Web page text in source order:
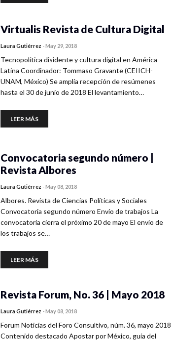
Virtualis Revista de Cultura Digital
Laura Gutiérrez -May 29, 2018
Tecnopolítica disidente y cultura digital en América
Latina Coordinador: Tommaso Gravante (CEIICH-
UNAM, México) Se amplía recepción de resúmenes
hasta el 30 de junio de 2018 El levantamiento…
LEER MÁS
Convocatoria segundo número |
Revista Albores
Laura Gutiérrez -May 08, 2018
Albores. Revista de Ciencias Políticas y Sociales
Convocatoria segundo número Envío de trabajos La
convocatoria cierra el próximo 20 de mayo El envío de
los trabajos se…
LEER MÁS
Revista Forum, No. 36 | Mayo 2018
Laura Gutiérrez -May 08, 2018
Forum Noticias del Foro Consultivo, núm. 36, mayo 2018
Contenido destacado Apostar por México, guía del